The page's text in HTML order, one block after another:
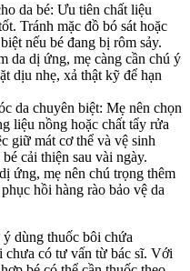
da bé: Ưu tiên chất liệu
Tránh mặc đồ bó sát hoặc
nếu bé đang bị rôm sảy.
da dị ứng, mẹ càng cần chú ý
dịu nhẹ, xả thật kỹ để hạn
da chuyên biệt: Mẹ nên chọn
liệu nồng hoặc chất tẩy rửa
giữ mát cơ thể và vệ sinh
cải thiện sau vài ngày.
ứng, mẹ nên chú trọng thêm
hồi hàng rào bảo vệ da
dùng thuốc bôi chứa
chưa có tư vấn từ bác sĩ. Với